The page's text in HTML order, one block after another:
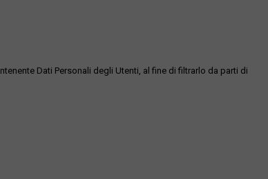
Dati Personali degli Utenti, al fine di filtrarlo da parti di